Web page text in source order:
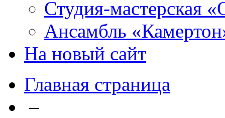
Студия-мастерская
Ансамбль
На новый сайт
Главная страница
–